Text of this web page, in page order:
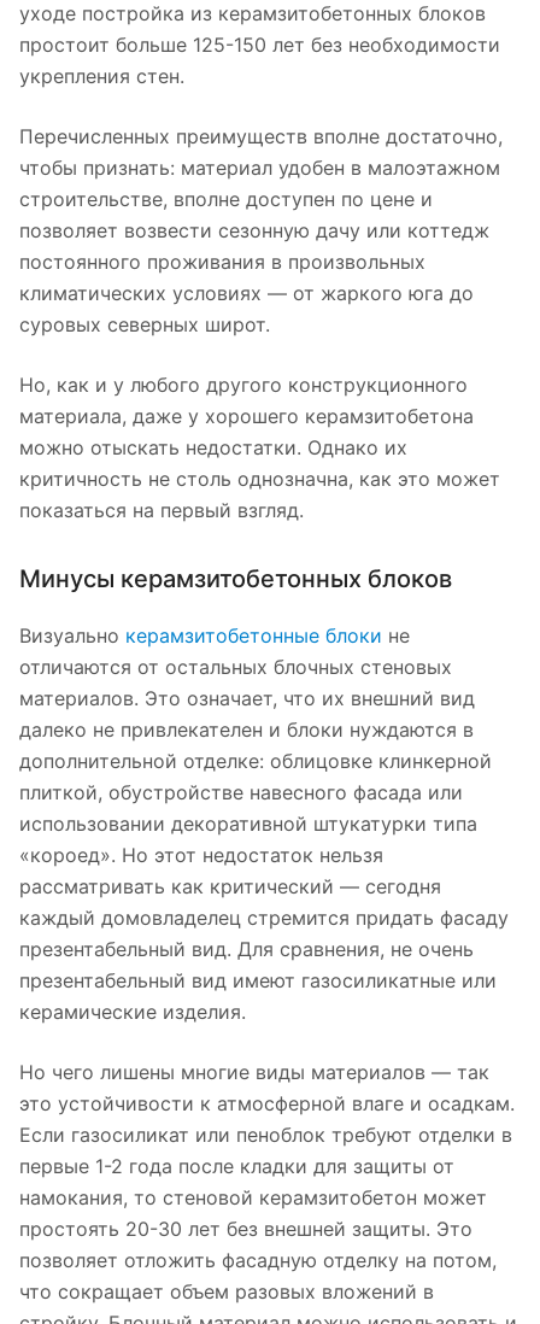
уходе постройка из керамзитобетонных блоков
простоит больше 125-150 лет без необходимости
укрепления стен.
Перечисленных преимуществ вполне достаточно,
чтобы признать: материал удобен в малоэтажном
строительстве, вполне доступен по цене и
позволяет возвести сезонную дачу или коттедж
постоянного проживания в произвольных
климатических условиях — от жаркого юга до
суровых северных широт.
Но, как и у любого другого конструкционного
материала, даже у хорошего керамзитобетона
можно отыскать недостатки. Однако их
критичность не столь однозначна, как это может
показаться на первый взгляд.
Минусы керамзитобетонных блоков
Визуально керамзитобетонные блоки не
отличаются от остальных блочных стеновых
материалов. Это означает, что их внешний вид
далеко не привлекателен и блоки нуждаются в
дополнительной отделке: облицовке клинкерной
плиткой, обустройстве навесного фасада или
использовании декоративной штукатурки типа
«короед». Но этот недостаток нельзя
рассматривать как критический — сегодня
каждый домовладелец стремится придать фасаду
презентабельный вид. Для сравнения, не очень
презентабельный вид имеют газосиликатные или
керамические изделия.
Но чего лишены многие виды материалов — так
это устойчивости к атмосферной влаге и осадкам.
Если газосиликат или пеноблок требуют отделки в
первые 1-2 года после кладки для защиты от
намокания, то стеновой керамзитобетон может
простоять 20-30 лет без внешней защиты. Это
позволяет отложить фасадную отделку на потом,
что сокращает объем разовых вложений в